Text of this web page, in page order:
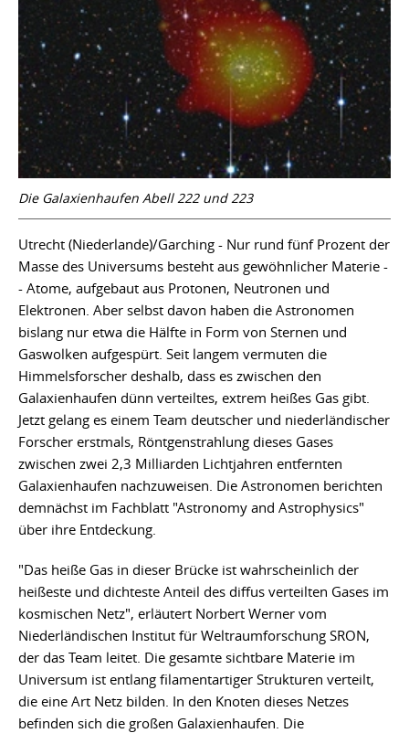
Die Galaxienhaufen Abell 222 und 223
Utrecht (Niederlande)/Garching - Nur rund fünf Prozent der
Masse des Universums besteht aus gewöhnlicher Materie -
- Atome, aufgebaut aus Protonen, Neutronen und
Elektronen. Aber selbst davon haben die Astronomen
bislang nur etwa die Hälfte in Form von Sternen und
Gaswolken aufgespürt. Seit langem vermuten die
Himmelsforscher deshalb, dass es zwischen den
Galaxienhaufen dünn verteiltes, extrem heißes Gas gibt.
Jetzt gelang es einem Team deutscher und niederländischer
Forscher erstmals, Röntgenstrahlung dieses Gases
zwischen zwei 2,3 Milliarden Lichtjahren entfernten
Galaxienhaufen nachzuweisen. Die Astronomen berichten
demnächst im Fachblatt "Astronomy and Astrophysics"
über ihre Entdeckung.
"Das heiße Gas in dieser Brücke ist wahrscheinlich der
heißeste und dichteste Anteil des diffus verteilten Gases im
kosmischen Netz", erläutert Norbert Werner vom
Niederländischen Institut für Weltraumforschung SRON,
der das Team leitet. Die gesamte sichtbare Materie im
Universum ist entlang filamentartiger Strukturen verteilt,
die eine Art Netz bilden. In den Knoten dieses Netzes
befinden sich die großen Galaxienhaufen. Die